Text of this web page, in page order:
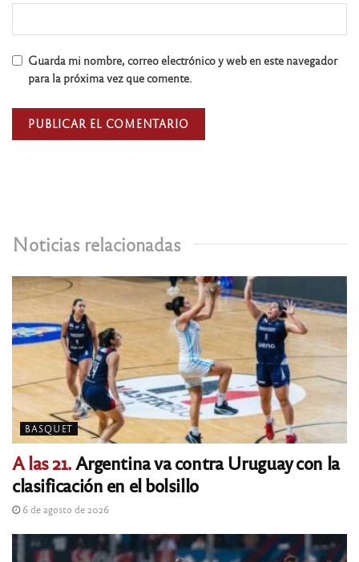
Noticias relacionadas
BASQUET
A las 21. Argentina va contra Uruguay con la
clasificación en el bolsillo
6 de agosto de 2026
Guarda mi nombre, correo electrónico y web en este navegador
para la próxima vez que comente.